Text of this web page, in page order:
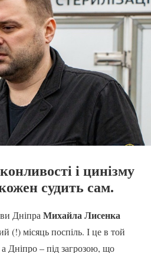
і цинізму
судить сам.
Дніпра Михайла Лисенка
(!) місяць поспіль. І це в той
а Дніпро – під загрозою, що